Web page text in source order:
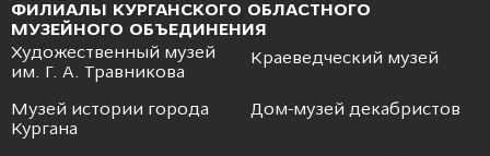
ФИЛИАЛЫ КУРГАНСКОГО ОБЛАСТНОГО
МУЗЕЙНОГО ОБЪЕДИНЕНИЯ
Художественный музей
им. Г. А. Травникова
Краеведческий музей
Музей истории города
Кургана
Дом-музей декабристов